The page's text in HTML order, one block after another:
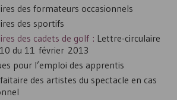
des formateurs occasionnels
des sportifs
des cadets de golf : Lettre-circulaire
du 11 février 2013
pour l’emploi des apprentis
des artistes du spectacle en cas